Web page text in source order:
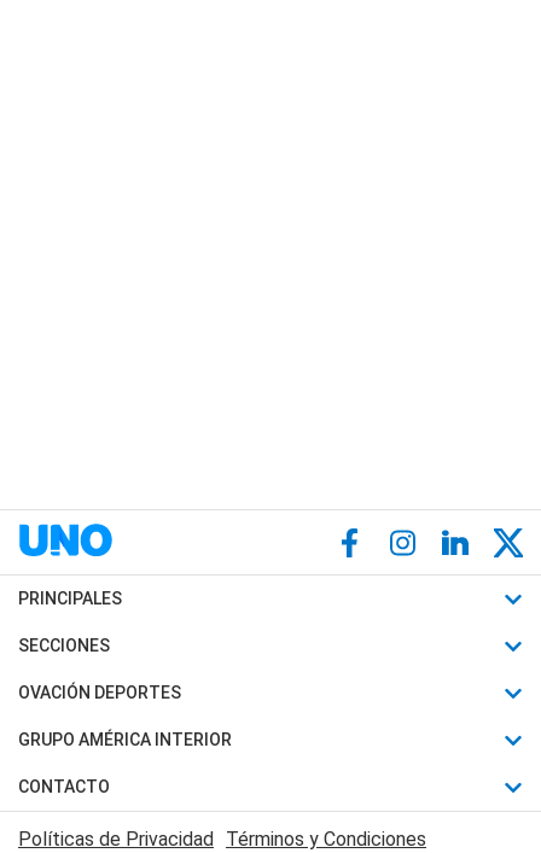
PRINCIPALES
Últimas Noticias
Política
Judiciales
Economia
SECCIONES
Horóscopo
Motores
Trucos caseros
Series y Películas
OVACIÓN DEPORTES
Fútbol
Mundial
Automovilismo
GRUPO AMÉRICA INTERIOR
Canal 7 en Vivo
CONTACTO
Acerca de Nosotros
Políticas de Privacidad Términos y Condiciones